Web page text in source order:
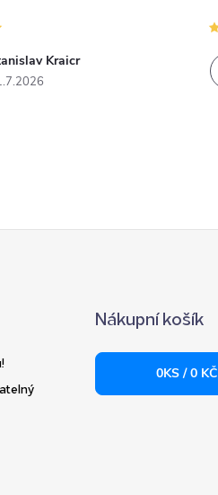
Kraicr
Nákupní košík
0KS /0 KČ